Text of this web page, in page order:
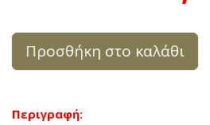
Προσθήκη στο καλάθι
Περιγραφή: